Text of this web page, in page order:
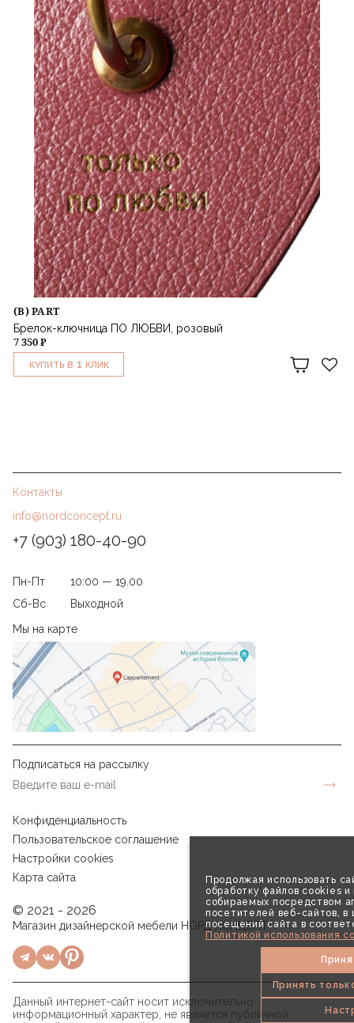
Продолжая использовать
обработку файлов cookies и
собираемых посредством
посетителей веб-сайтов, в
посещений сайта в
Политикой использования
Принять
(B) PART
Брелок-ключница ПО ЛЮБВИ, розовый
7 350 ₽
КУПИТЬ В 1 КЛИК
Контакты
info@nordconcept.ru
+7 (903) 180-40-90
Пн-Пт
10:00 — 19.00
Сб-Вс
Выходной
Мы на карте
Подписаться на рассылку
Конфиденциальность
Пользовательское соглашение
Настройки cookies
Карта сайта
© 2021 - 2026
Магазин дизайнерской мебели НОРД КОНЦЕПТ
Данный интернет-сайт носит исключительно
информационный характер, не является публичной